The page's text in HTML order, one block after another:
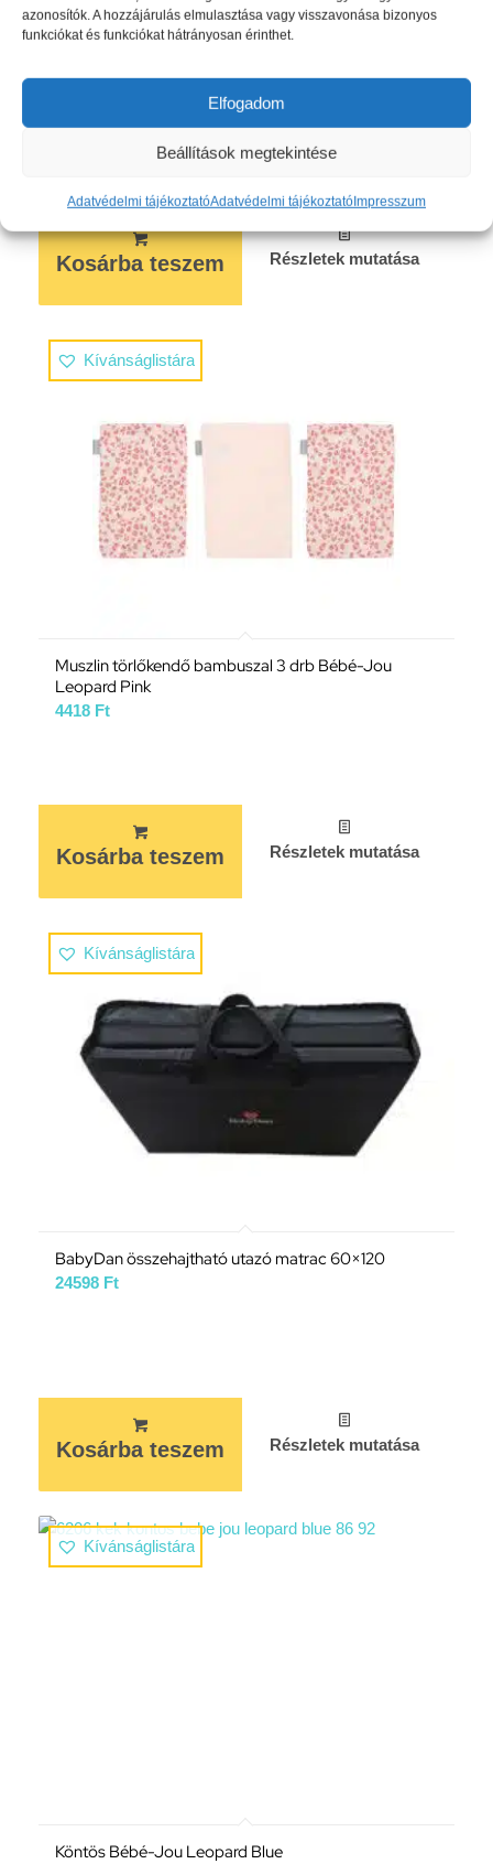
azonosítók. A hozzájárulás elmulasztása vagy visszavonása bizonyos
funkciókat és funkciókat hátrányosan érinthet.
Elfogadom
Beállítások megtekintése
Adatvédelmi tájékoztatóAdatvédelmi tájékoztatóImpresszum
Frottír fürdő törlőkendő szett Bébé-Jou Fabulous
Kosárba teszem Részletek mutatása
Kívánságlistára
Muszlin törlőkendő bambuszal 3 drb Bébé-Jou
Leopard Pink
4418 Ft
Kosárba teszem Részletek mutatása
Kívánságlistára
BabyDan összehajtható utazó matrac 60×120
24598 Ft
Kosárba teszem Részletek mutatása
Kívánságlistára
Köntös Bébé-Jou Leopard Blue